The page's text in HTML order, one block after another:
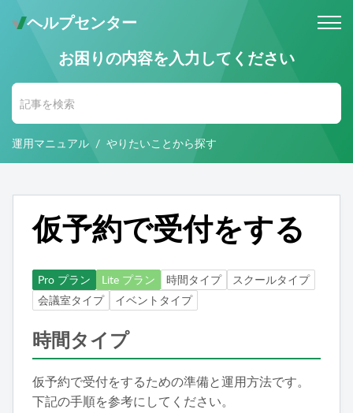
ヘルプセンター
メールでのお問い合わせ
お電話・ Web会議にて対応いたします。
お困りの内容を入力してください
運用マニュアル やりたいことから探す
仮予約で受付をする
Pro プラン Lite プラン 時間タイプ
スクールタイプ
会議室タイプ
イベントタイプ
時間タイプ
仮予約で受付をするための準備と運用方法です。
下記の手順を参考にしてください。